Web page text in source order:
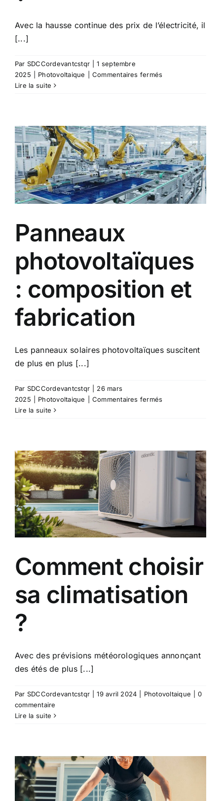
Avec la hausse continue des prix de l’électricité, il
[...]
Par SDCCordevantcstqr
1 septembre
2025
Photovoltaique Commentaires ferméssur
de
la
batterie
virtuelle
?
Lire la suite
Panneaux
photovoltaïques
: composition et
fabrication
Les panneaux solaires photovoltaïques suscitent
de plus en plus [...]
Par SDCCordevantcstqr
26 mars
2025
Photovoltaique Commentaires ferméssur
et
fabrication
Lire la suite
Comment choisir
sa climatisation
?
Avec des prévisions météorologiques annonçant
des étés de plus [...]
Par SDCCordevantcstqr 19 avril 2024 Photovoltaique
0
commentaire
Lire la suite